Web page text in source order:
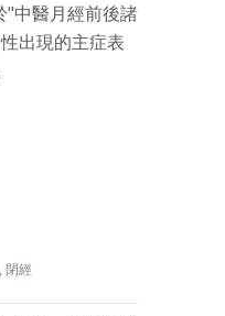
"中醫月經前後諸
出現的主症表
, 閉經